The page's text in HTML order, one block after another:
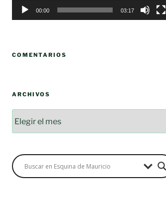
00:00 03:17
COMENTARIOS
ARCHIVOS